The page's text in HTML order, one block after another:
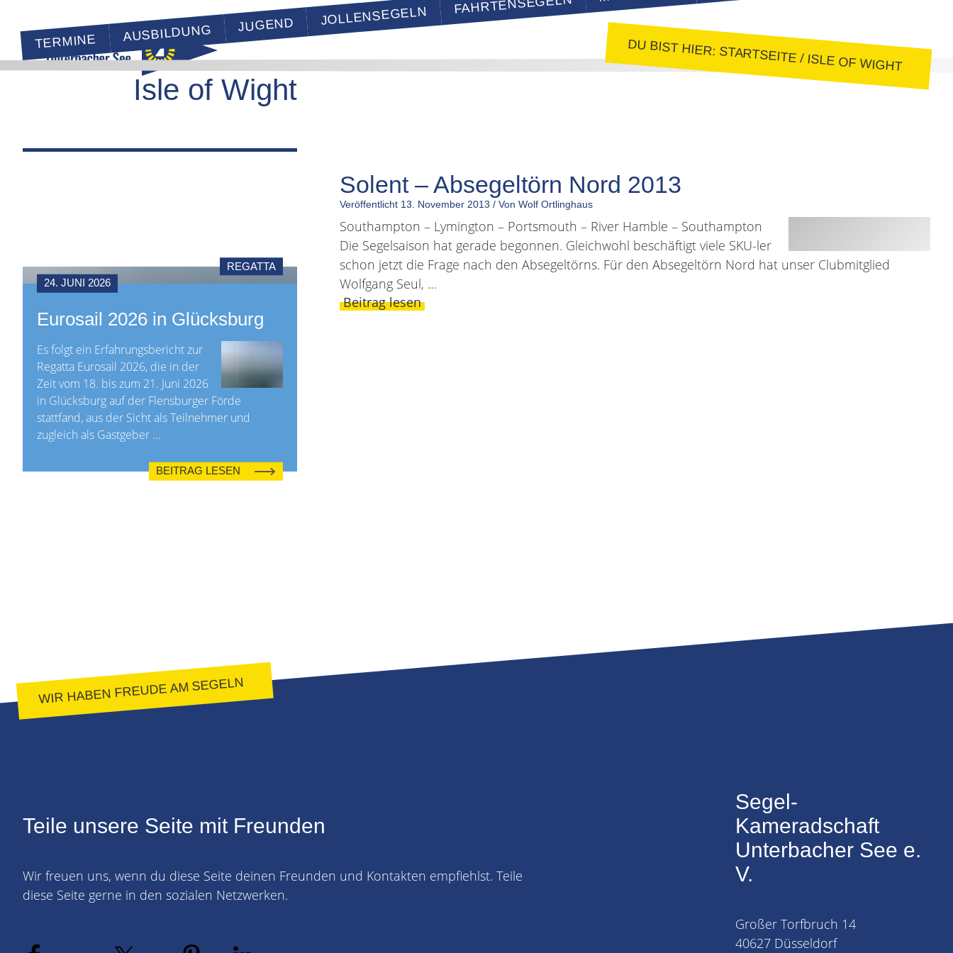
TERMINE AUSBILDUNG JUGEND JOLLENSEGELN
DU BIST HIER: STARTSEITE/ISLE OF WIGHT
Solent – Absegeltörn Nord 2013
Veröffentlicht 13. November 2013 / Von Wolf Ortlinghaus
Southampton – Lymington – Portsmouth – River Hamble – Southampton
Die Segelsaison hat gerade begonnen. Gleichwohl beschäftigt viele SKU-ler
schon jetzt die Frage nach den Absegeltörns. Für den Absegeltörn Nord hat unser Clubmitglied
Wolfgang Seul, …
Beitrag lesen
Isle of Wight
REGATTA
24. JUNI 2026
Eurosail 2026 in Glücksburg
Es folgt ein Erfahrungsbericht zur
Regatta Eurosail 2026, die in der
Zeit vom 18. bis zum 21. Juni 2026
in Glücksburg auf der Flensburger Förde
stattfand, aus der Sicht als Teilnehmer und
zugleich als Gastgeber …
BEITRAG LESEN
WIR HABEN FREUDE AM SEGELN
Teile unsere Seite mit Freunden
Wir freuen uns, wenn du diese Seite deinen Freunden und Kontakten empfiehlst. Teile
diese Seite gerne in den sozialen Netzwerken.
Segel-
Kameradschaft
Unterbacher See e.
V.
Großer Torfbruch 14
40627 Düsseldorf